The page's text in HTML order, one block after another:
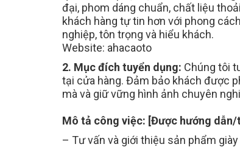
đại, phom dáng chuẩn, chất liệu
khách hàng tự tin hơn với phong
nghiệp, tôn trọng và hiểu khách.
Website: ahacaoto
2. Mục đích tuyển dụng: Chúng tôi
tại cửa hàng. Đảm bảo khách được
mà và giữ vững hình ảnh chuyên
Mô tả công việc: [Được hướng
– Tư vấn và giới thiệu sản phẩm
Mẹo Nhanh
Đăng ký tài
nhanh hơn